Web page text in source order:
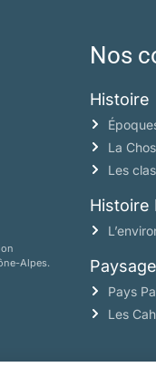
Alpes.
Nos
Histoire
La
Les
Histoire
Pays
Les